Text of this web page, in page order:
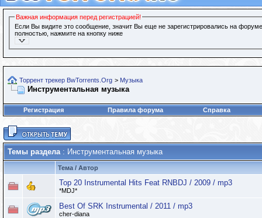
Важная информация перед регистрацией!
Если Вы видите это сообщение, значит Вы еще не зарегистрировались на
полностью, нажмите на кнопку ниже
Торрент трекер BwTorrents.Org > Музыка
Инструментальная музыка
Регистрация Правила форума Справка
Темы раздела: Инструментальная музыка
Тема / Автор
Top 20 Instrumental Hits Feat RNBDJ / 2009 / mp3
*MDJ*
Best Of SRK Instrumental / 2011 / mp3
cher-diana